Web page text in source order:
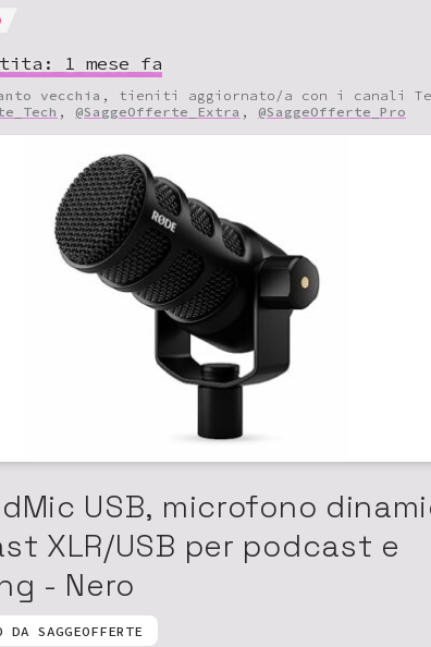
1 mese fa
vecchia , tieniti aggiornato/a con i canali
, @SaggeOfferte_Extra , @SaggeOfferte_Pro
USB, microfono
XLR/USB per podcast e
- Nero
DA SAGGEOFFERTE